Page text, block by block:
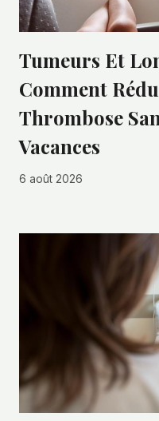
Tumeurs Et
Comment
Thrombose
Vacances
6 août 2026